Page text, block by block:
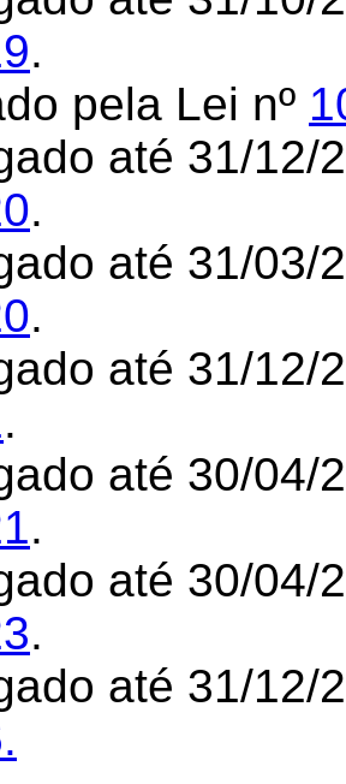
.
pela Lei nº
até 31/12/
.
até 31/03/
.
até 31/12/
.
até 30/04/
.
até 30/04/
.
até 31/12/